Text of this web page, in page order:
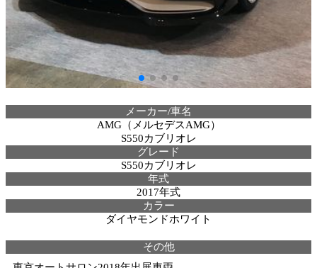
メーカー/車名
AMG（メルセデスAMG）
S550カブリオレ
グレード
S550カブリオレ
年式
2017年式
カラー
ダイヤモンドホワイト
その他